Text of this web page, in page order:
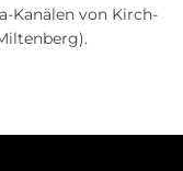
Ka­nä­len von Kirch­